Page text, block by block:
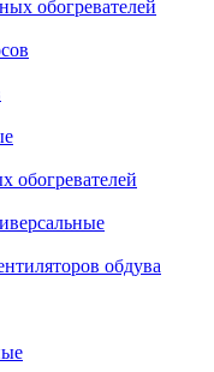
обогревателей
обдува